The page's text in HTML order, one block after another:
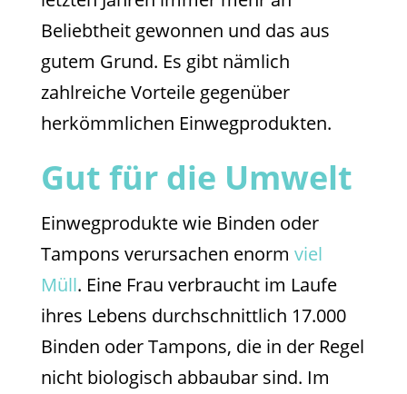
Beliebtheit gewonnen und das aus
gutem Grund. Es gibt nämlich
zahlreiche Vorteile gegenüber
herkömmlichen Einwegprodukten.
Gut für die Umwelt
Einwegprodukte wie Binden oder
Tampons verursachen enorm viel
Müll. Eine Frau verbraucht im Laufe
ihres Lebens durchschnittlich 17.000
Binden oder Tampons, die in der Regel
nicht biologisch abbaubar sind. Im